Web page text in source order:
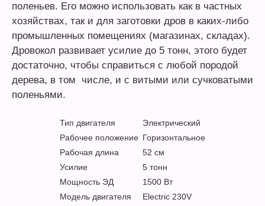
поленьев. Его можно использовать как в частных
хозяйствах, так и для заготовки дров в каких-либо
промышленных помещениях (магазинах, складах).
Дровокол развивает усилие до 5 тонн, этого будет
достаточно, чтобы справиться с любой породой
дерева, в том числе, и с витыми или сучковатыми
поленьями.
Тип двигателя
Электрический
Рабочее положение Горизонтальное
Рабочая длина
52 см
Усилие
5 тонн
Мощность ЭД
1500 Вт
Модель двигателя
Electric 230V